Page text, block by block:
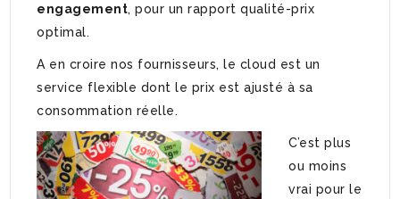
engagement, pour un rapport qualité-prix
optimal.
A en croire nos fournisseurs, le cloud est un
service flexible dont le prix est ajusté à sa
consommation réelle.
C’est plus
ou moins
vrai pour le